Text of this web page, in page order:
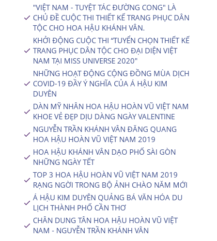
"VIỆT NAM - TUYỆT TÁC ĐƯỜNG CONG" LÀ
CHỦ ĐỀ CUỘC THI THIẾT KẾ TRANG PHỤC DÂN
TỘC CHO HOA HẬU KHÁNH VÂN.
KHỞI ĐỘNG CUỘC THI “TUYỂN CHỌN THIẾT KẾ
TRANG PHỤC DÂN TỘC CHO ĐẠI DIỆN VIỆT
NAM TẠI MISS UNIVERSE 2020″
NHỮNG HOẠT ĐỘNG CỘNG ĐỒNG MÙA DỊCH
COVID-19 ĐẦY Ý NGHĨA CỦA Á HẬU KIM
DUYÊN
DÀN MỸ NHÂN HOA HẬU HOÀN VŨ VIỆT NAM
KHOE VẺ ĐẸP DỊU DÀNG NGÀY VALENTINE
NGUYỄN TRẦN KHÁNH VÂN ĐĂNG QUANG
HOA HẬU HOÀN VŨ VIỆT NAM 2019
HOA HẬU KHÁNH VÂN DẠO PHỐ SÀI GÒN
NHỮNG NGÀY TẾT
TOP 3 HOA HẬU HOÀN VŨ VIỆT NAM 2019
RẠNG NGỜI TRONG BỘ ẢNH CHÀO NĂM MỚI
Á HẬU KIM DUYÊN QUẢNG BÁ VĂN HÓA DU
LỊCH THÀNH PHỐ CẦN THƠ
CHÂN DUNG TÂN HOA HẬU HOÀN VŨ VIỆT
NAM - NGUYỄN TRẦN KHÁNH VÂN